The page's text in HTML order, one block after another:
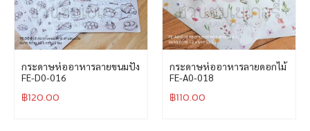
กระดาษห่ออาหารลายขนมปัง
FE-D0-016
฿120.00
กระดาษห่ออาหารลายดอกไม้
FE-A0-018
฿110.00